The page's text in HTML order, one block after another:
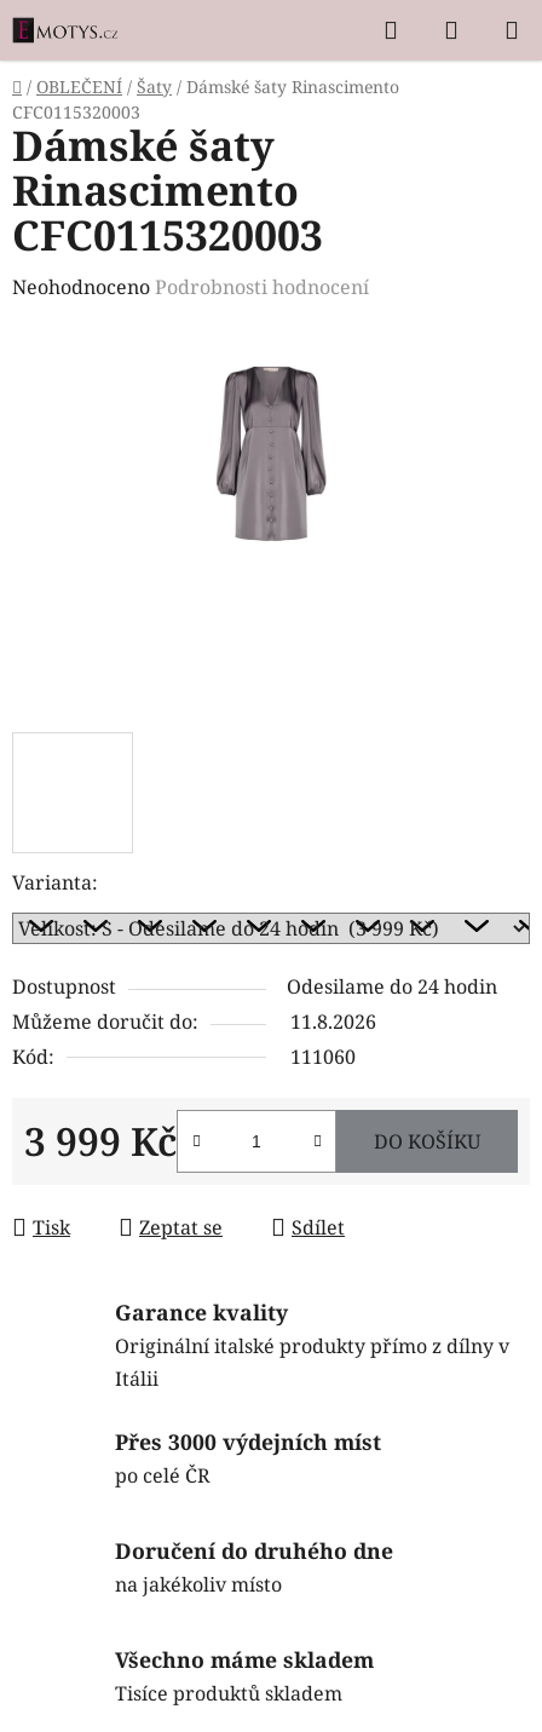
Přejít
na
obsah
Hledat
KOŠÍK
Domů
/ OBLEČENÍ / Šaty / Dámské šaty Rinascimento
CFC0115320003
Varianta:
Dostupnost
Odesilame do 24 hodin
Můžeme doručit do:
11.8.2026
Kód:
111060
3 999 Kč DO KOŠÍKU
Tisk Zeptat se Sdílet
Dámské šaty
Rinascimento
CFC0115320003
Průměrné
NeohodnocenoPodrobnosti hodnocení
Garance kvality
Originální italské produkty přímo z dílny v
Itálii
Přes 3000 výdejních míst
po celé ČR
Doručení do druhého dne
na jakékoliv místo
Všechno máme skladem
Tisíce produktů skladem